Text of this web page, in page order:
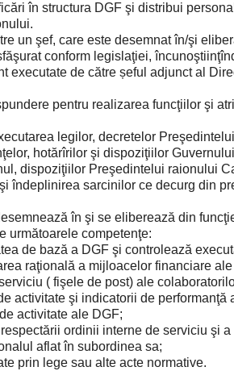
în structura DGF şi distribui
un şef, care este desemnat în/şi
conform legislaţiei,
executate de către șeful adjunct al
pentru realizarea funcţiilor şi
legilor, decretelor
hotărîrilor şi dispoziţiilor
dispoziţiilor Preşedintelui raionului
îndeplinirea sarcinilor ce decurg din
în şi se eliberează din
competenţe:
de bază a DGF şi controlează
raţională a mijloacelor financiare
( fişele de post) ale
activitate şi indicatorii de performanţă
activitate ale DGF;
ordinii interne de serviciu şi
aflat în subordinea sa;
prin lege sau alte acte normative.